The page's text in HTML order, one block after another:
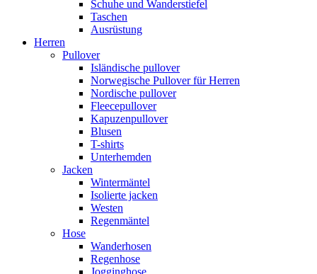
Schuhe und Wanderstiefel
Taschen
Ausrüstung
Herren
Pullover
Isländische pullover
Norwegische Pullover für Herren
Nordische pullover
Fleecepullover
Kapuzenpullover
Blusen
T-shirts
Unterhemden
Jacken
Wintermäntel
Isolierte jacken
Westen
Regenmäntel
Hose
Wanderhosen
Regenhose
Jogginghose